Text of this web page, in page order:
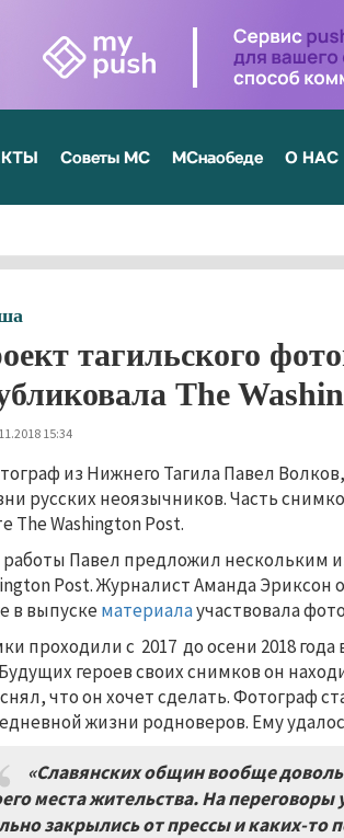
Советы МС МСнаобеде О НАС
тагильского
The
15:34
из Нижнего Тагила Павел
русских неоязычников. Часть
The Washington Post.
Павел предложил нескольким
Post. Журналист Аманда Эриксон
в выпуске материалаучаствовала
проходили с 2017 до осени 2018
героев своих снимков он
что он хочет сделать. Фотограф
жизни родноверов. Ему
«Славянских общин вообще
места жительства. На
закрылись от прессы и каких-то